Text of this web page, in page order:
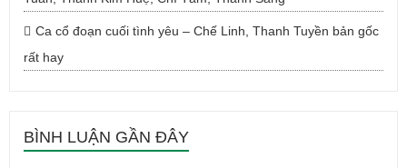
Ca cổ đoạn cuối tình yêu – Chế Linh, Thanh Tuyền bản gốc
rất hay
BÌNH LUẬN GẦN ĐÂY